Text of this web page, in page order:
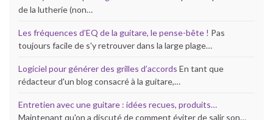
de la lutherie (non…
Les fréquences d’EQ de la guitare, le pense-bête ! Pas
toujours facile de s'y retrouver dans la large plage…
Logiciel pour générer des grilles d’accords En tant que
rédacteur d'un blog consacré à la guitare,…
Entretien avec une guitare : idées recues, produits…
Maintenant qu'on a discuté de comment éviter de salir son…